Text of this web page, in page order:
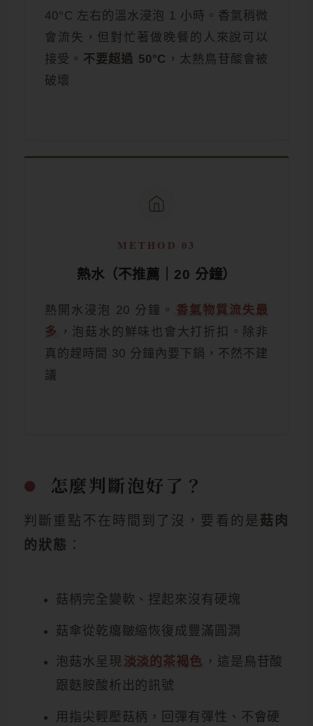
40°C 左右的溫水浸泡 1 小時。香氣稍微
會流失，但對忙著做晚餐的人來說可以
接受。 不要超過 50°C ，太熱鳥苷酸會被
破壞
METHOD 03
熱水（不推薦｜20 分鐘）
熱開水浸泡 20 分鐘。 香氣物質流失最
多
，泡菇水的鮮味也會大打折扣。除非
真的趕時間 30 分鐘內要下鍋，不然不建
議
怎麼判斷泡好了？
判斷重點不在時間到了沒，要看的是菇肉
的狀態 ：
菇柄完全變軟、捏起來沒有硬塊
菇傘從乾癟皺縮恢復成豐滿圓潤
泡菇水呈現 淡淡的茶褐色 ，這是鳥苷酸
跟麩胺酸析出的訊號
用指尖輕壓菇柄，回彈有彈性、不會硬